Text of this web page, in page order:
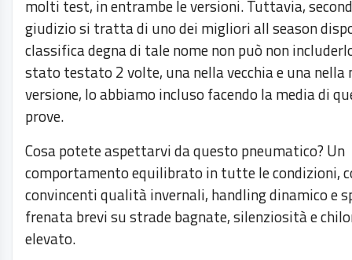
molti test, in entrambe le versioni. Tuttavia,
giudizio si tratta di uno dei migliori all season
classifica degna di tale nome non può non
stato testato 2 volte, una nella vecchia e una nella
versione, lo abbiamo incluso facendo la media di
prove.
Cosa potete aspettarvi da questo pneumatico? Un
comportamento equilibrato in tutte le condizioni,
convincenti qualità invernali, handling dinamico e
frenata brevi su strade bagnate, silenziosità e
elevato.